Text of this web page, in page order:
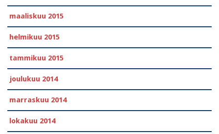
maaliskuu 2015
helmikuu 2015
tammikuu 2015
joulukuu 2014
marraskuu 2014
lokakuu 2014